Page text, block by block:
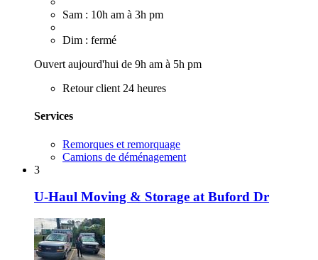
Sam : 10h am à 3h pm
Dim : fermé
Ouvert aujourd'hui de 9h am à 5h pm
Retour client 24 heures
Services
Remorques et remorquage
Camions de déménagement
3
U-Haul Moving & Storage at Buford Dr